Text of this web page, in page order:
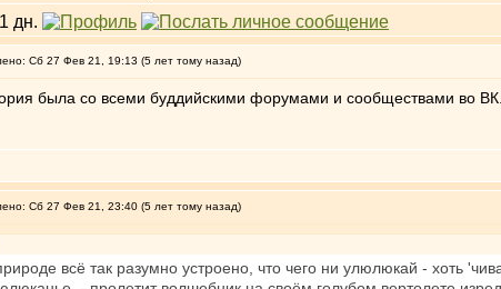
Сб 27 Фев 21, 19:13 (5 лет тому назад)
была со всеми буддийскими форумами и сообществами во
Сб 27 Фев 21, 23:40 (5 лет тому назад)
всё так разумно устроено, что чего ни улюлюкай - хоть